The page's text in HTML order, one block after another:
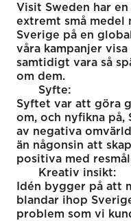
Visit Sweden har
extremt små medel
Sverige på en
våra kampanjer
samtidigt vara så
om dem.
Syfte:
Syftet var att göra
om, och nyfikna på,
av negativa
än någonsin att
positiva med
Kreativ insikt:
Idén bygger på att
blandar ihop
problem som vi